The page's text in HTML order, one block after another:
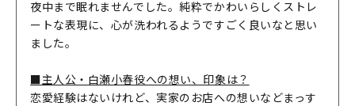
夜中まで眠れませんでした。純粋でかわいらしくストレ
ートな表現に、心が洗われるようですごく良いなと思い
ました。
■主人公・白瀬小春役への想い、印象は？
恋愛経験はないけれど、実家のお店への想いなどまっす